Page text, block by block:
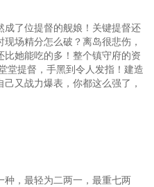
成了位提督的舰娘！关键提督还
场精分怎么破？离岛很悲伤，
她能吃的多！整个镇守府的资
堂提督，手黑到令人发指！建造
又战力爆表，你都这么强了，
种，最轻为二两一，最重七两